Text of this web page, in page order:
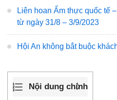
Liên hoan Ẩm thực quốc tế
từ ngày 31/8 – 3/9/2023
Hội An không bắt buộc
Nội dung chính